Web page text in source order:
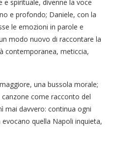
e spirituale, divenne la voce
e profondo; Daniele, con la
le emozioni in parole e
modo nuovo di raccontare la
contemporanea, meticcia,
una bussola morale;
come racconto del
mai davvero: continua ogni
quella Napoli inquieta,